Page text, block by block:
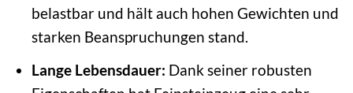
belastbar und hält auch hohen Gewichten und
starken Beanspruchungen stand.
Lange Lebensdauer: Dank seiner robusten